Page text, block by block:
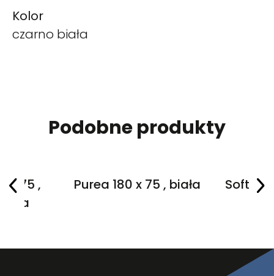
Kolor
czarno biała
Podobne produkty
x 75 ,
Purea 180 x 75 , biała Softia